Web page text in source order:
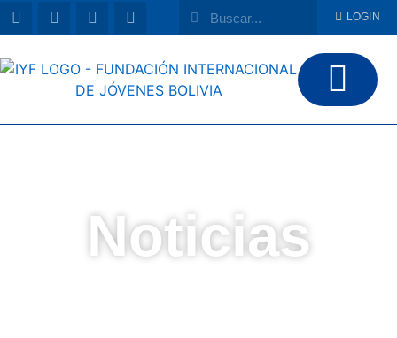
LOGIN
Noticias